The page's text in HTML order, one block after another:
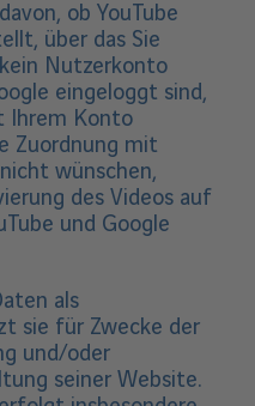
ob YouTube
über das Sie
Nutzerkonto
eingeloggt sind,
Ihrem Konto
Zuordnung mit
wünschen,
des Videos auf
und Google
als
sie für Zwecke der
und/oder
seiner Website.